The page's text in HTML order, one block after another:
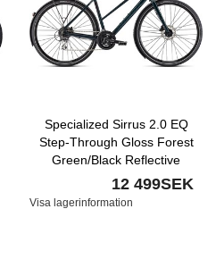
Specialized Sirrus 2.0 EQ
Step-Through Gloss Forest
Green/Black Reflective
12 499SEK
Visa lagerinformation